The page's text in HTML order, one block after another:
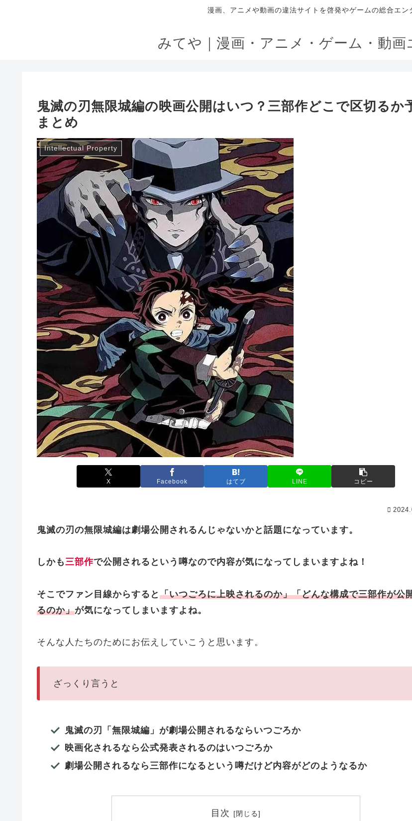
漫画、アニメや動画の違法サイトを啓発やゲームの総合エン
みてや｜漫画・アニメ・ゲーム・動画
鬼滅の刃無限城編の映画公開はいつ？三部作どこで区切るか
まとめ
Intellectual Property
X Facebook はてブ LINE コピー
鬼滅の刃の無限城編は劇場公開されるんじゃないかと話題になっています。
しかも三部作で公開 されるという噂なので内容が気になってしまいますよね！
そこでファン目線からすると 「いつごろに上映されるのか」「どんな構成で三部作が公
るのか」が気になってしまいますよね。
そんな人たちのためにお伝えしていこうと思います。
ざっくり言うと
鬼滅の刃「無限城編」が劇場公開されるならいつごろか
映画化されるなら公式発表されるのはいつごろか
劇場公開されるなら三部作になるという噂だけど内容がどのようなるか
目次